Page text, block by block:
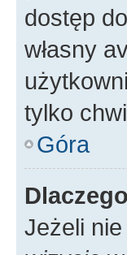
dostęp
własny
tylko
Góra
Jeżeli